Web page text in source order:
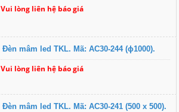
Vui lòng liên hệ báo giá
Đèn mâm led TKL. Mã: AC30-244 (ɸ1000).
Vui lòng liên hệ báo giá
Đèn mâm led TKL. Mã: AC30-241 (500 x 500).